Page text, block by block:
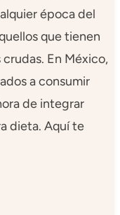
época del
que tienen
En México,
a consumir
de integrar
dieta. Aquí te